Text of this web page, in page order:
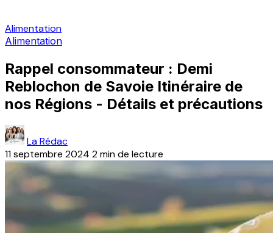
Alimentation
Alimentation
Rappel consommateur : Demi
Reblochon de Savoie Itinéraire de
nos Régions - Détails et précautions
La Rédac
11 septembre 2024 2 min de lecture